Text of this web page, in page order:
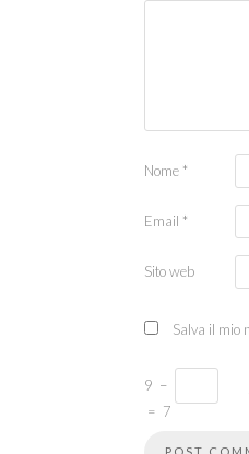
Nome *
Email *
Sito web
Salva il mio
9 −
= 7